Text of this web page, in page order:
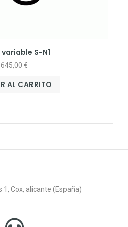
S-N1
645,00 €
AL CARRITO
1, Cox, alicante (España)